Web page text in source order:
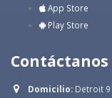
App Store
Play Store
Contáctanos
Domicilio: Detroit 9